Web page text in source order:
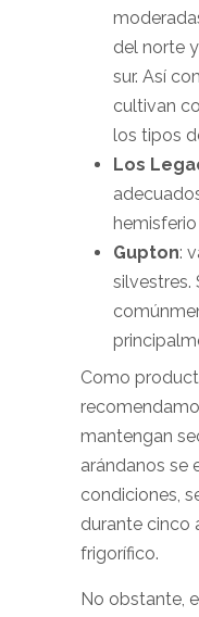
del norte
sur. Así
cultivan
los tipos
Los
hemisferio
Gupton:
silvestres.
Como
mantengan
arándanos se
condiciones,
durante cinco
frigorífico.
No obstante,